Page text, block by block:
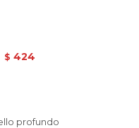
$ 424
profundo